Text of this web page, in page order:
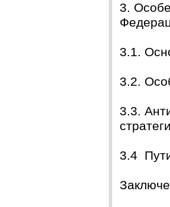
3.
3.1.
3.2.
3.3.
3.4